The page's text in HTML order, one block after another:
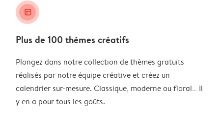
layout_alt
Plus de 100 thèmes créatifs
Plongez dans notre collection de thèmes gratuits
réalisés par notre équipe créative et créez un
calendrier sur-mesure. Classique, moderne ou floral… Il
y en a pour tous les goûts.